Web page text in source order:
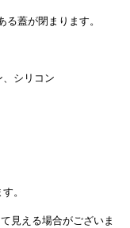
蓋が閉まります。
シリコン
。
見える場合がございま